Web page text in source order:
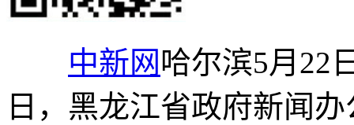
中新网哈尔滨5月22
日，黑龙江省政府新闻